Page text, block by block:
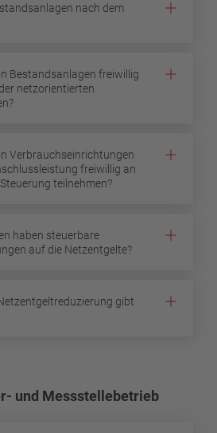
nach dem
Bestandsanlagen freiwillig
netzorientierten
Verbrauchseinrichtungen
freiwillig an
teilnehmen?
haben steuerbare
auf die Netzentgelte?
gibt
und Messstellebetrieb